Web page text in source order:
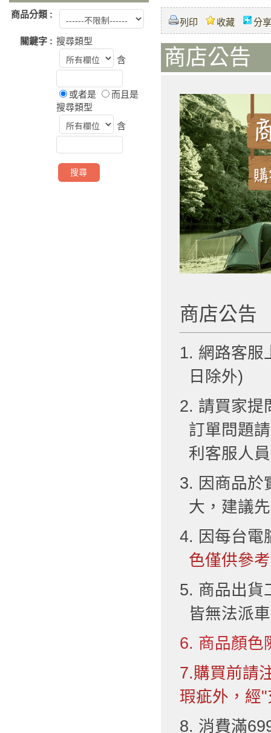
商品分類 :
關鍵字 : 搜尋類型
含
或者是
而且是
搜尋類型
含
列印 收藏 分享
商店公告
商店公告
1. 網路客服
日除外)
2. 請買家提
訂單問題
利客服人
3. 因商品於
大，建議
4. 因每台電
色僅供參
5. 商品出貨
皆無法派
6. 商品顏色
7.購買前請
瑕疵外，經
8. 消費滿